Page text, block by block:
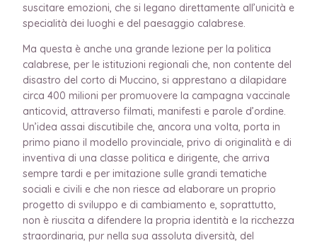
suscitare emozioni, che si legano direttamente all’unicità e
specialità dei luoghi e del paesaggio calabrese.
Ma questa è anche una grande lezione per la politica
calabrese, per le istituzioni regionali che, non contente del
disastro del corto di Muccino, si apprestano a dilapidare
circa 400 milioni per promuovere la campagna vaccinale
anticovid, attraverso filmati, manifesti e parole d’ordine.
Un’idea assai discutibile che, ancora una volta, porta in
primo piano il modello provinciale, privo di originalità e di
inventiva di una classe politica e dirigente, che arriva
sempre tardi e per imitazione sulle grandi tematiche
sociali e civili e che non riesce ad elaborare un proprio
progetto di sviluppo e di cambiamento e, soprattutto,
non è riuscita a difendere la propria identità e la ricchezza
straordinaria, pur nella sua assoluta diversità, del